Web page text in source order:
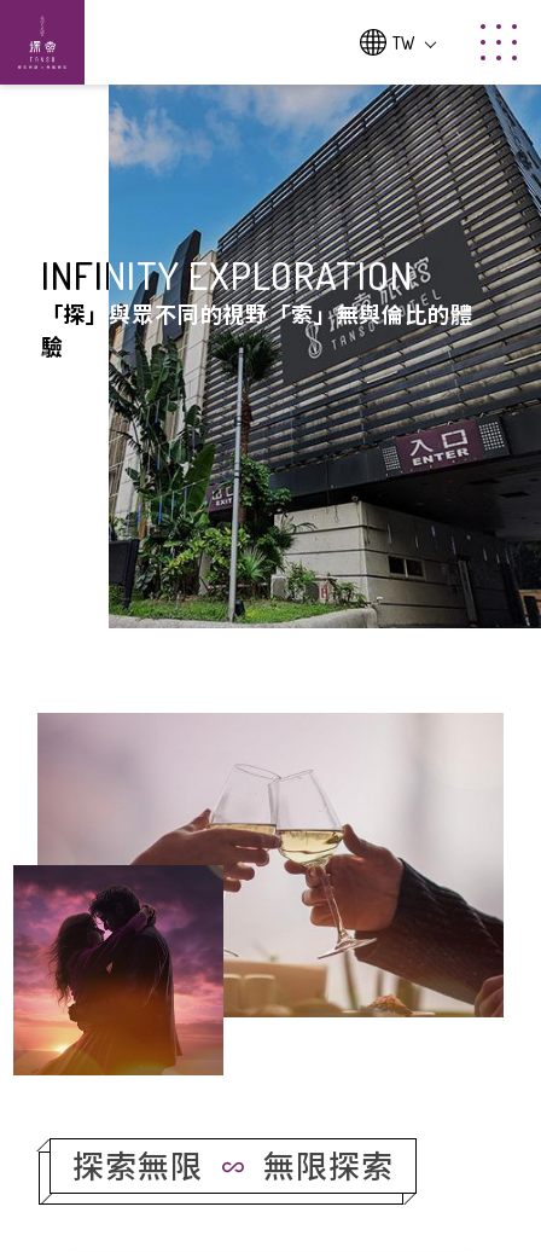
INFINITY EXPLORATION
「探」與眾不同的視野「索」無與倫比的體
驗
INFINITY EXPLORATION
「探」與眾不同的視野「索」無與倫比的體
驗
探索無限 無限探索
TW